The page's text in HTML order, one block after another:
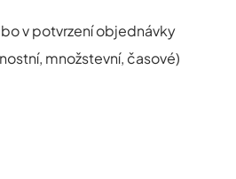
v potvrzení objednávky
množstevní, časové)